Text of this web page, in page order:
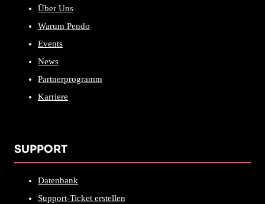
Über Uns
Warum Pendo
Events
News
Partnerprogramm
Karriere
SUPPORT
Datenbank
Support-Ticket erstellen